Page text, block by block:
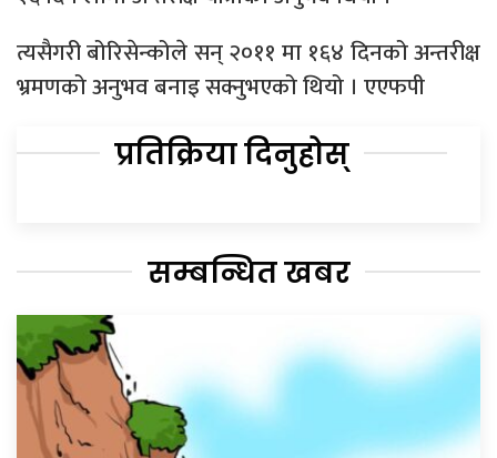
त्यसैगरी बोरिसेन्कोले सन् २०११ मा १६४ दिनको अन्तरीक्ष
भ्रमणको अनुभव बनाइ सक्नुभएको थियो । एएफपी
प्रतिक्रिया दिनुहोस्
सम्बन्धित खबर